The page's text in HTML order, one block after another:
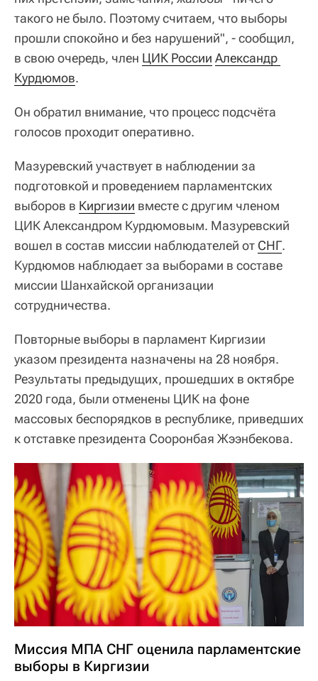
такого не было. Поэтому считаем, что выборы
прошли спокойно и без нарушений", - сообщил,
в свою очередь, член ЦИК России Александр
Курдюмов.
Он обратил внимание, что процесс подсчёта
голосов проходит оперативно.
Мазуревский участвует в наблюдении за
подготовкой и проведением парламентских
выборов в Киргизии вместе с другим членом
ЦИК Александром Курдюмовым. Мазуревский
вошел в состав миссии наблюдателей от СНГ.
Курдюмов наблюдает за выборами в составе
миссии Шанхайской организации
сотрудничества.
Повторные выборы в парламент Киргизии
указом президента назначены на 28 ноября.
Результаты предыдущих, прошедших в октябре
2020 года, были отменены ЦИК на фоне
массовых беспорядков в республике, приведших
к отставке президента Сооронбая Жээнбекова.
Миссия МПА СНГ оценила парламентские
выборы в Киргизии